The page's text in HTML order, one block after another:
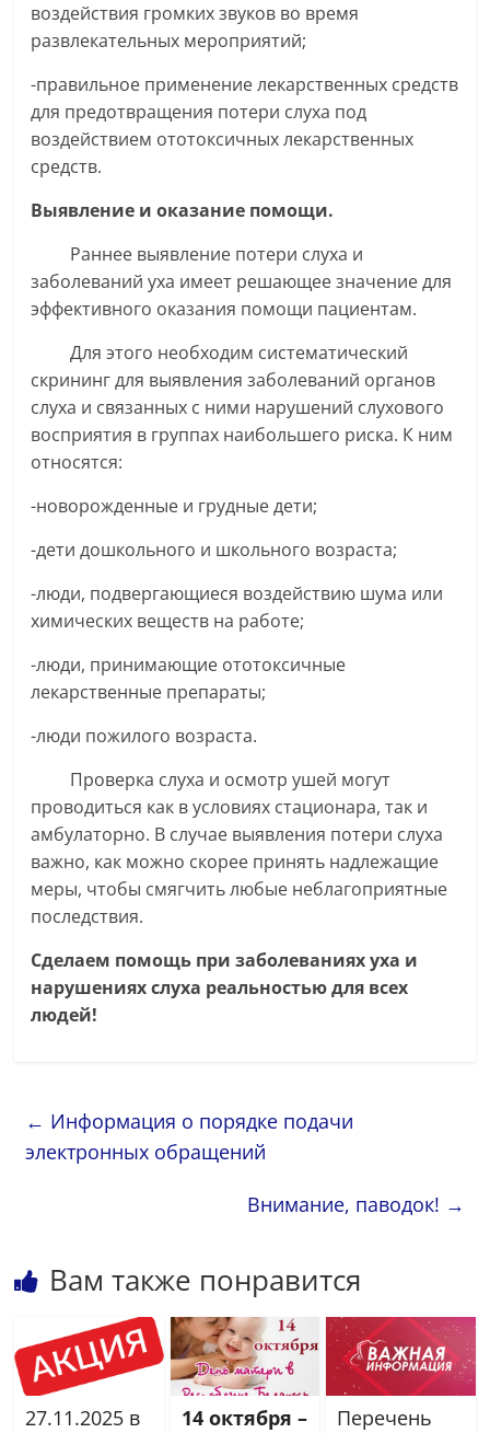
воздействия громких звуков во время
развлекательных мероприятий;
-правильное применение лекарственных средств
для предотвращения потери слуха под
воздействием ототоксичных лекарственных
средств.
Выявление и оказание помощи.
Раннее выявление потери слуха и
заболеваний уха имеет решающее значение для
эффективного оказания помощи пациентам.
Для этого необходим систематический
скрининг для выявления заболеваний органов
слуха и связанных с ними нарушений слухового
восприятия в группах наибольшего риска. К ним
относятся:
-новорожденные и грудные дети;
-дети дошкольного и школьного возраста;
-люди, подвергающиеся воздействию шума или
химических веществ на работе;
-люди, принимающие ототоксичные
лекарственные препараты;
-люди пожилого возраста.
Проверка слуха и осмотр ушей могут
проводиться как в условиях стационара, так и
амбулаторно. В случае выявления потери слуха
важно, как можно скорее принять надлежащие
меры, чтобы смягчить любые неблагоприятные
последствия.
Сделаем помощь при заболеваниях уха и
нарушениях слуха реальностью для всех
людей!
← Информация о порядке подачи
электронных обращений
Внимание, паводок! →
Вам также понравится
27.11.2025 в
14 октября –
Перечень